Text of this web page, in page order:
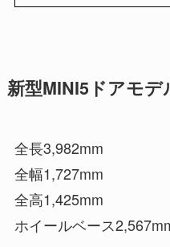
新型MINI5ドアモデ
全長3,982mm
全幅1,727mm
全高1,425mm
ホイールベース